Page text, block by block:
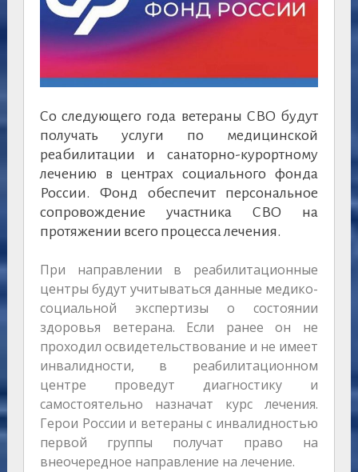
Со следующего года ветераны СВО будут
получать услуги по медицинской
реабилитации и санаторно-курортному
лечению в центрах социального фонда
России. Фонд обеспечит персональное
сопровождение участника СВО на
протяжении всего процесса лечения.
При направлении в реабилитационные
центры будут учитываться данные медико-
социальной экспертизы о состоянии
здоровья ветерана. Если ранее он не
проходил освидетельствование и не имеет
инвалидности, в реабилитационном
центре проведут диагностику и
самостоятельно назначат курс лечения.
Герои России и ветераны с инвалидностью
первой группы получат право на
внеочередное направление на лечение.